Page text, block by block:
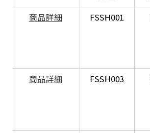
商品詳細 FSSH001
商品詳細
FSSH003